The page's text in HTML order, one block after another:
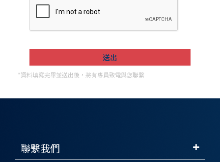
*資料填寫完畢並送出後，將有專員致電與您聯繫
聯繫我們